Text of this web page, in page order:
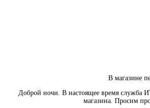
В магазине
Доброй ночи. В настоящее время служба
магазина. Просим